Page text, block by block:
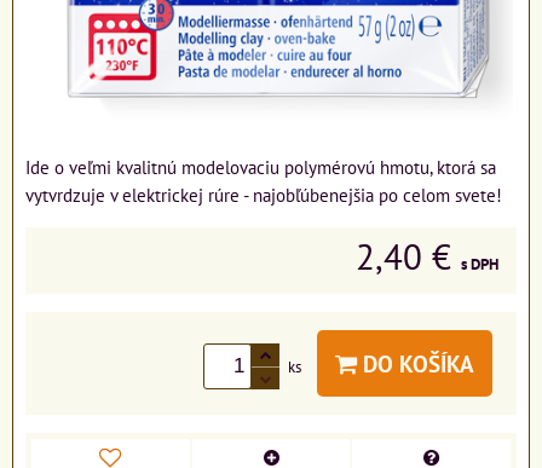
Ide o veľmi kvalitnú modelovaciu polymérovú hmotu, ktorá sa
vytvrdzuje v elektrickej rúre - najobľúbenejšia po celom svete!
2,40 € s DPH
ks DO KOŠÍKA